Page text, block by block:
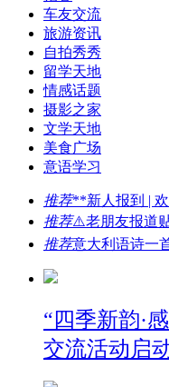
车友交流
旅游资讯
自拍秀秀
留学天地
情感话题
摄影之家
文学天地
美食广场
意语学习
推荐**新人报到 |
推荐⚠️老朋友报道
推荐意大利语诗一
“四季新韵·
交流活动启